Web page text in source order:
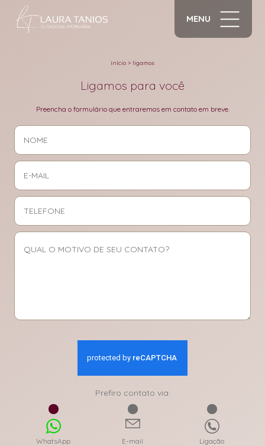
MENU
início > ligamos
Ligamos para você
Preencha o formulário que entraremos em contato em breve.
Prefiro contato via:
WhatsApp E-mail Ligação